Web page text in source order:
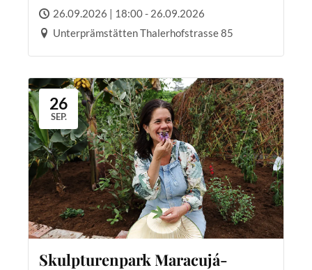
26.09.2026 | 18:00 - 26.09.2026
Unterprämstätten Thalerhofstrasse 85
26
SEP.
Skulpturenpark Maracujá-